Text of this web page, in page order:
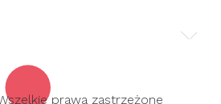
prawa zastrzeżone